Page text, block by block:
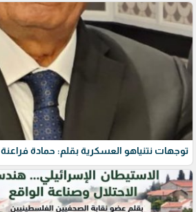
توجهات نتنياهو العسكرية بقلم: حمادة فراعنة